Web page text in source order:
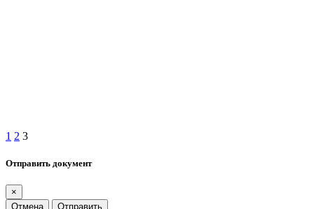
1 2 3
Отправить документ
×
Отмена
Отправить